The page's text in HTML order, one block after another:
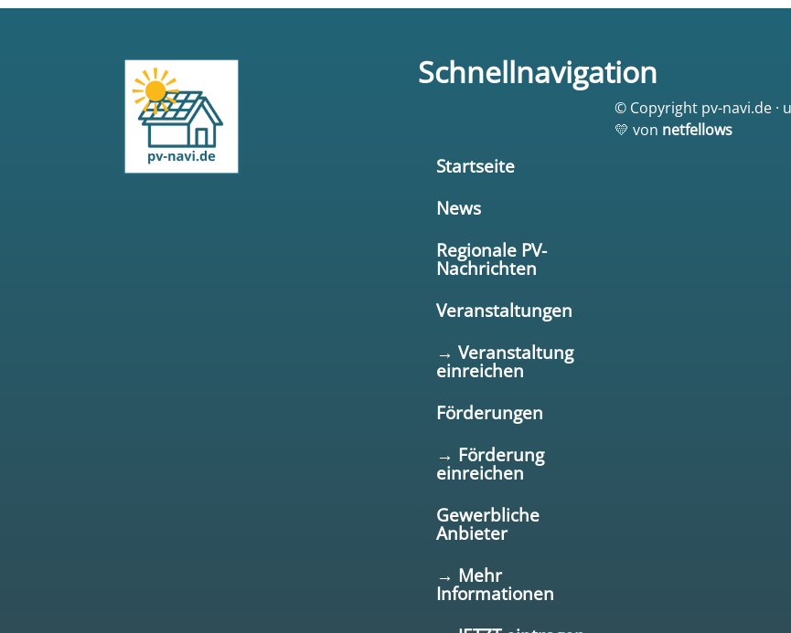
Schnellnavigation
Startseite
News
Regionale PV-
Nachrichten
Veranstaltungen
→ Veranstaltung
einreichen
Förderungen
→ Förderung
einreichen
Gewerbliche
Anbieter
→ Mehr
Informationen
© Copyright pv-navi.de ·
💛 von netfellows